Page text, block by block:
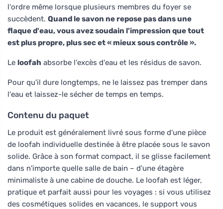
l'ordre même lorsque plusieurs membres du foyer se
succèdent. Quand le savon ne repose pas dans une
flaque d'eau, vous avez soudain l'impression que tout
est plus propre, plus sec et « mieux sous contrôle ».
Le loofah absorbe l'excès d'eau et les résidus de savon.
Pour qu'il dure longtemps, ne le laissez pas tremper dans
l'eau et laissez-le sécher de temps en temps.
Contenu du paquet
Le produit est généralement livré sous forme d'une pièce
de loofah individuelle destinée à être placée sous le savon
solide. Grâce à son format compact, il se glisse facilement
dans n'importe quelle salle de bain – d'une étagère
minimaliste à une cabine de douche. Le loofah est léger,
pratique et parfait aussi pour les voyages : si vous utilisez
des cosmétiques solides en vacances, le support vous